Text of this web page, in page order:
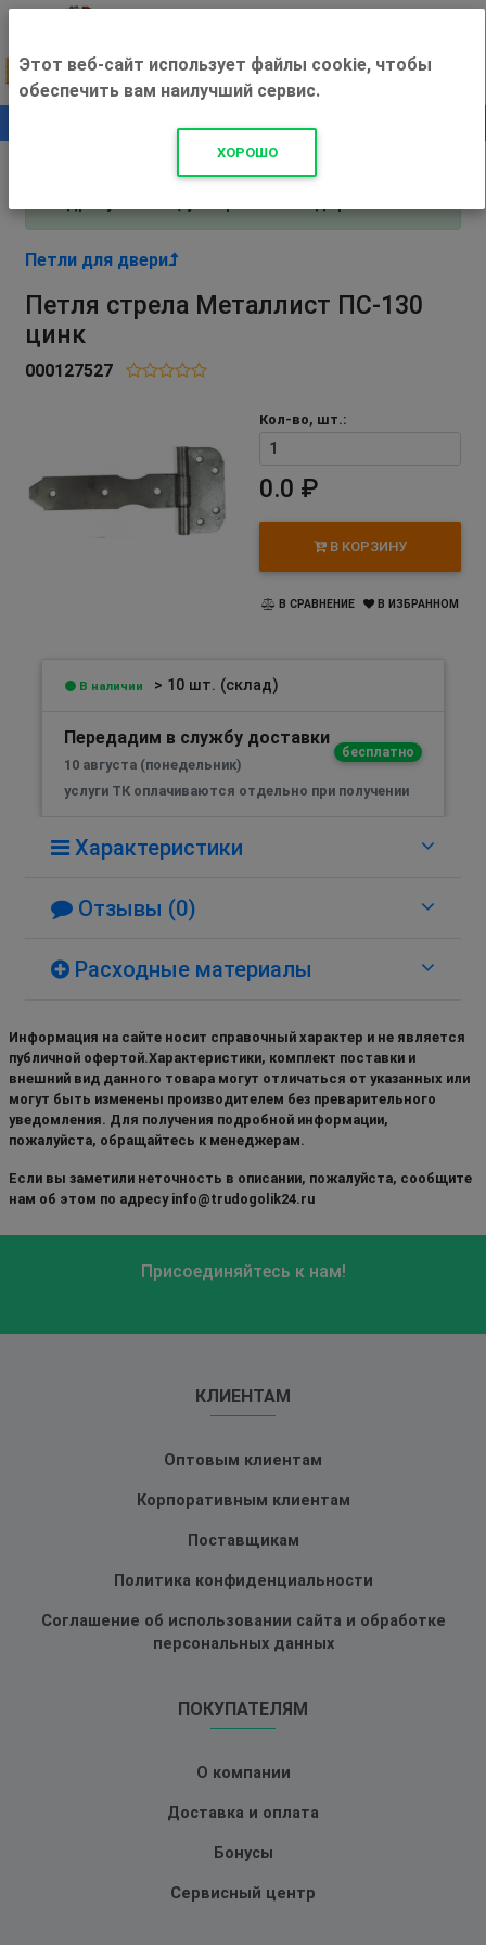
+500 ₽
Внимание! С 3 августа магазин работает по
Петли для двери
Петля стрела Металлист ПС-130
цинк
000127527
Кол-во, шт.:
0.0 ₽
В КОРЗИНУ
В СРАВНЕНИЕ В ИЗБРАННОМ
В наличии > 10 шт. (склад)
Передадим в службу доставки
бесплатно
10 августа (понедельник)
услуги ТК оплачиваются отдельно при получении
Характеристики
Отзывы (0)
Расходные материалы
Информация на сайте носит справочный характер и не является
публичной офертой.Характеристики, комплект поставки и
внешний вид данного товара могут отличаться от указанных или
могут быть изменены производителем без преварительного
уведомления. Для получения подробной информации,
пожалуйста, обращайтесь к менеджерам.
Если вы заметили неточность в описании, пожалуйста, сообщите
нам об этом по адресу info@trudogolik24.ru
Присоединяйтесь к нам!
КЛИЕНТАМ
Оптовым клиентам
Корпоративным клиентам
Поставщикам
Политика конфиденциальности
Соглашение об использовании сайта и обработке
персональных данных
ПОКУПАТЕЛЯМ
О компании
Доставка и оплата
Бонусы
Сервисный центр
Этот веб-сайт использует файлы cookie, чтобы
обеспечить вам наилучший сервис.
ХОРОШО